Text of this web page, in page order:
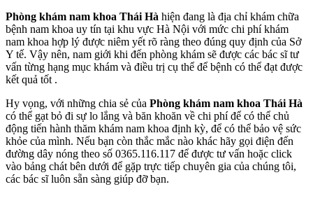
Phòng khám nam khoa Thái Hà hiện đang là địa chỉ khám chữa
bệnh nam khoa uy tín tại khu vực Hà Nội với mức chi phí khám
nam khoa hợp lý được niêm yết rõ ràng theo đúng quy định của Sở
Y tế. Vậy nên, nam giới khi đến phòng khám sẽ được các bác sĩ tư
vấn từng hạng mục khám và điều trị cụ thể để bệnh có thể đạt được
kết quả tốt .
Hy vọng, với những chia sẻ của Phòng khám nam khoa Thái Hà
có thể gạt bỏ đi sự lo lắng và băn khoăn về chi phí để có thể chủ
động tiến hành thăm khám nam khoa định kỳ, để có thể bảo vệ sức
khỏe của mình. Nếu bạn còn thắc mắc nào khác hãy gọi điện đến
đường dây nóng theo số 0365.116.117 để được tư vấn hoặc click
vào bảng chát bên dưới để gặp trực tiếp chuyên gia của chúng tôi,
các bác sĩ luôn sẵn sàng giúp đỡ bạn.